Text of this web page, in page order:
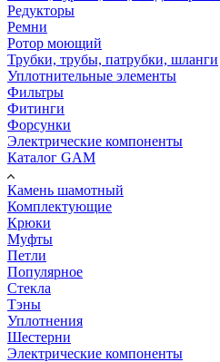
Редукторы
Ремни
Ротор моющий
Трубки, трубы, патрубки, шланги
Уплотнительные элементы
Фильтры
Фитинги
Форсунки
Электрические компоненты
Каталог GAM
Камень шамотный
Комплектующие
Крюки
Муфты
Петли
Популярное
Стекла
Тэны
Уплотнения
Шестерни
Электрические компоненты